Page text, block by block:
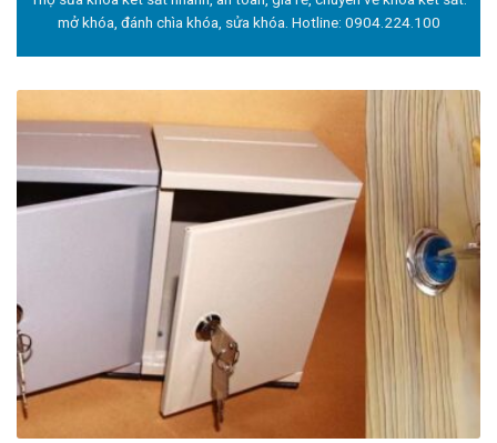
mở khóa, đánh chìa khóa, sửa khóa. Hotline: 0904.224.100